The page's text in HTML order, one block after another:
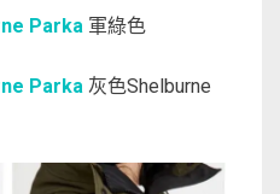
Parka 軍綠色
Parka 灰色Shelburne